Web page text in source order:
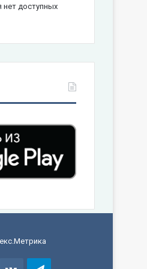
нет доступных